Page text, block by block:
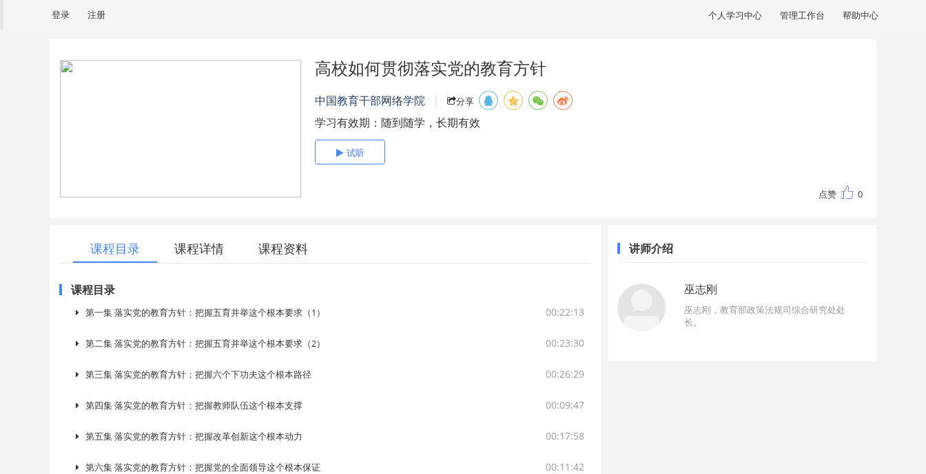
登录 注册 个人学习中心 管理工作台 帮助中心
高校如何贯彻落实党的教育方针
中国教育干部网络学院 分享
学习有效期：随到随学，长期有效
试听
点赞 0
课程目录 课程详情 课程资料
课程目录
第一集 落实党的教育方针：把握五育并举这个根本要求（1） 00:22:13
第二集 落实党的教育方针：把握五育并举这个根本要求（2） 00:23:30
第三集 落实党的教育方针：把握六个下功夫这个根本路径 00:26:29
第四集 落实党的教育方针：把握教师队伍这个根本支撑 00:09:47
第五集 落实党的教育方针：把握改革创新这个根本动力 00:17:58
第六集 落实党的教育方针：把握党的全面领导这个根本保证 00:11:42
讲师介绍
巫志刚
巫志刚，教育部政策法规司综合研究处处
长。